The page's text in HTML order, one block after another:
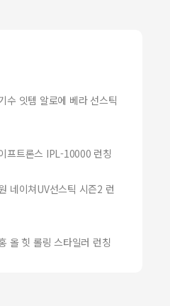
잇템 알로에 베라 선스틱
트론스 IPL-10000 런칭
네이쳐UV선스틱 시즌2 런
올 힛 롤링 스타일러 런칭